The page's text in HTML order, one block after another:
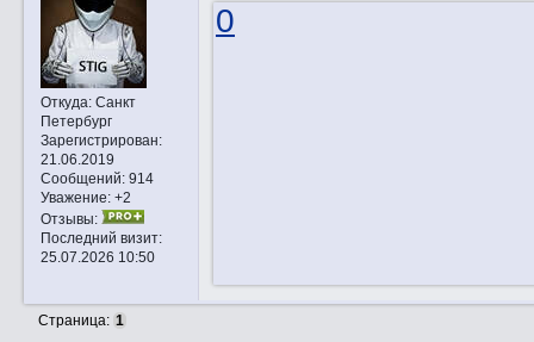
Откуда:Санкт
Петербург
Зарегистрирован:
21.06.2019
Сообщений:914
Уважение: +2
Отзывы:
Последний визит:
25.07.2026 10:50
0
Страница: 1